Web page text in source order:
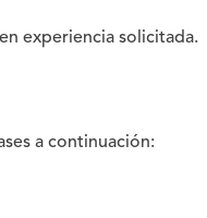
experiencia solicitada.
a continuación: